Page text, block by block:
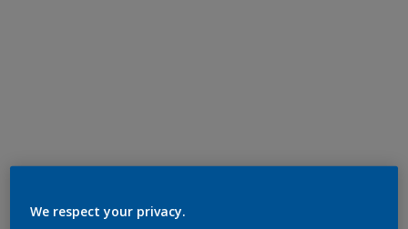
We respect your privacy.